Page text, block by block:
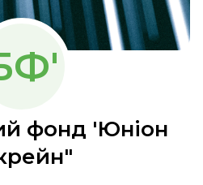
фонд 'Юніон